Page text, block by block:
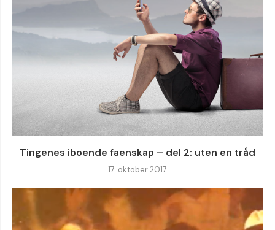
Tingenes iboende faenskap – del 2: uten en tråd
17. oktober 2017